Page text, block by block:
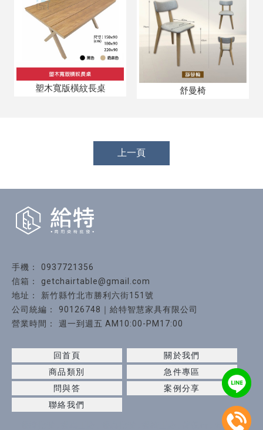
塑木寬版橫紋長桌 舒曼椅
上一頁
0937721356
getchairtable@gmail.com
新竹縣竹北市勝利六街151號
90126748｜給特智慧家具有限公司
週一到週五 AM10:00-PM17:00
回首頁
關於我們
商品類別
急件專區
問與答
案例分享
聯絡我們
火鍋桌